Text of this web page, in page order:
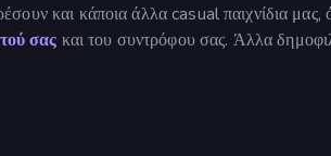
και κάποια άλλα casual παιχνίδια
σας και του συντρόφου σας. Άλλα